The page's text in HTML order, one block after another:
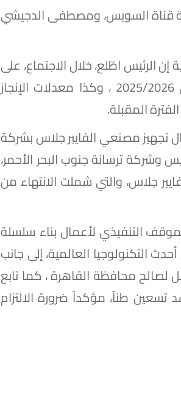
قناة السويس، ومصطفى الدجيشي
الرئيس اطّلع، خلال الاجتماع، على
معدلات الملاحة في عبور قناة السويس خلال العام المالي 2025/2026 ، وكذا معدلات الإنجاز
المقبلة.
تجهيز مصنعي الفايبر جلاس بشركة
وشركة ترسانة جنوب البحر الأحمر،
جلاس، والتي شملت الانتهاء من
التنفيذي لأعمال بناء سلسلة
التكنولوجيا العالمية، إلى جانب
لصالح محافظة القاهرة ، كما تابع
تسعين طناً، مؤكداً ضرورة الالتزام